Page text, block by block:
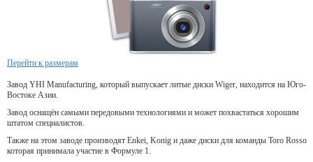
Перейти к размерам
Завод YHI Manufacturing, который выпускает литые диски Wiger, находится на Юго-
Востоке Азии.
Завод оснащён самыми передовыми технологиями и может похвастаться хорошим
штатом специалистов.
Также на этом заводе производят Enkei, Konig и даже диски для команды Toro Rosso
которая принимала участие в Формуле 1.